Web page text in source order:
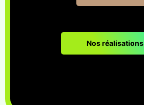
Nos réalisations